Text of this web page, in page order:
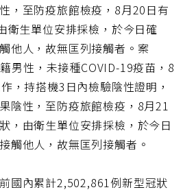
，至防疫旅館檢疫，8月20日有
衛生單位安排採檢，於今日確
他人，故無匡列接觸者。案
男性，未接種COVID-19疫苗，8
，持搭機3日內檢驗陰性證明，
陰性，至防疫旅館檢疫，8月21
，由衛生單位安排採檢，於今日
觸他人，故無匡列接觸者。
國內累計2,502,861例新型冠狀